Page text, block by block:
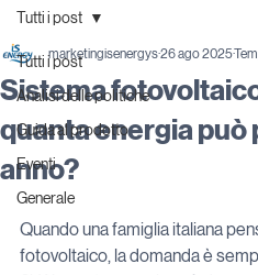
Tutti i post
Analisi delle politiche
Guida al prodotto
Eventi
Generale
Tutti i post
Sistema
quanta energia può
anno?
marketingisenergys26 ago 2025
Quando una famiglia italiana
fotovoltaico, la domanda è